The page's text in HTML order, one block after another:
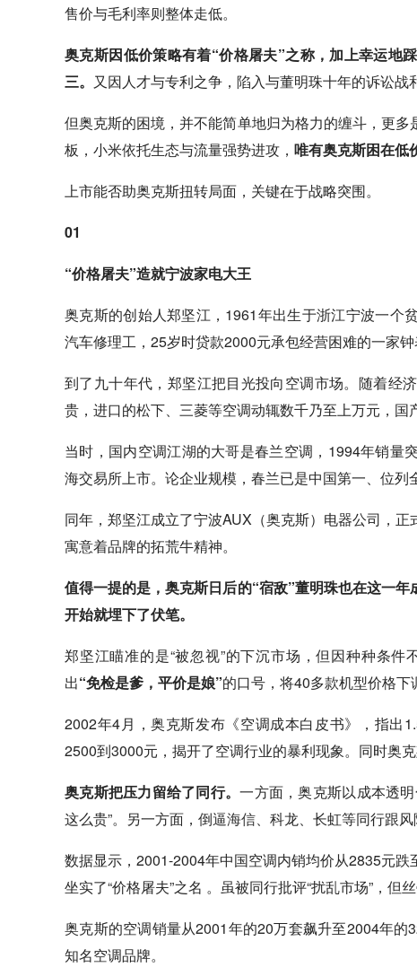
售价与毛利率则整体走低。
奥克斯因低价策略有着“价格屠夫”之称，加上幸运地
三。 又因人才与专利之争，陷入与董明珠十年的诉讼战
但奥克斯的困境，并不能简单地归为格力的缠斗，更
板，小米依托生态与流量强势进攻， 唯有奥克斯困在低
上市能否助奥克斯扭转局面，关键在于战略突围。
01
“价格屠夫”造就宁波家电大王
奥克斯的创始人郑坚江，1961年出生于浙江宁波一个
汽车修理工，25岁时贷款2000元承包经营困难的一家
到了九十年代，郑坚江把目光投向空调市场。随着经
贵，进口的松下、三菱等空调动辄数千乃至上万元，国
当时，国内空调江湖的大哥是春兰空调，1994年销量
海交易所上市。论企业规模，春兰已是中国第一、位列
同年，郑坚江成立了宁波AUX（奥克斯）电器公司，
寓意着品牌的拓荒牛精神。
值得一提的是，奥克斯日后的“宿敌”董明珠也在这一
开始就埋下了伏笔。
郑坚江瞄准的是“被忽视”的下沉市场，但因种种条
出“免检是爹，平价是娘”的口号，将40多款机型价格下
2002年4月，奥克斯发布《空调成本白皮书》，指出
2500到3000元，揭开了空调行业的暴利现象。同时奥克
奥克斯把压力留给了同行。一方面，奥克斯以成本透
这么贵”。另一方面，倒逼海信、科龙、长虹等同行跟风
数据显示，2001-2004年中国空调内销均价从2835元
坐实了“价格屠夫”之名 。虽被同行批评“扰乱市场”，但
奥克斯的空调销量从2001年的20万套飙升至2004年
知名空调品牌。